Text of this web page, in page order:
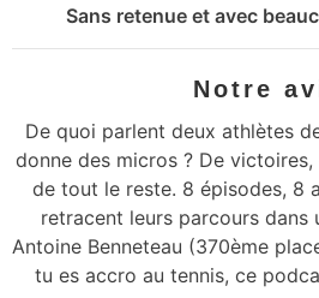
Sans retenue et avec
Notre
De quoi parlent deux athlètes
donne des micros ? De victoires,
de tout le reste. 8 épisodes, 8
retracent leurs parcours dans
Antoine Benneteau (370ème
tu es accro au tennis, ce